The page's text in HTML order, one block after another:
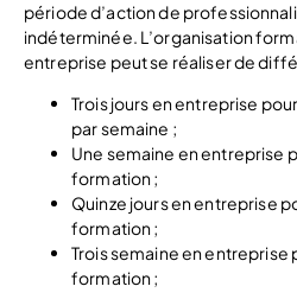
période d’action de
indéterminée. L’organisation
entreprise peut se réaliser de
Trois jours en entreprise
par semaine ;
Une semaine en entreprise
formation ;
Quinze jours en entreprise
formation ;
Trois semaine en entreprise
formation ;